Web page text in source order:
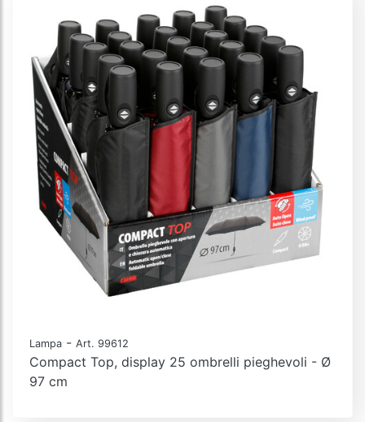
Lampa - Art. 99612
Compact Top, display 25 ombrelli pieghevoli - Ø
97 cm